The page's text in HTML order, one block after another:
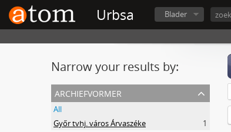
Urbsa Blader
Narrow your results by:
archiefvormer
All
Győr tvhj. város Árvaszéke
1